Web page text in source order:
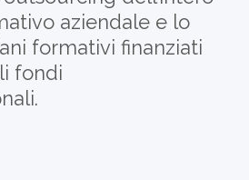
aziendale e lo
formativi finanziati
fondi